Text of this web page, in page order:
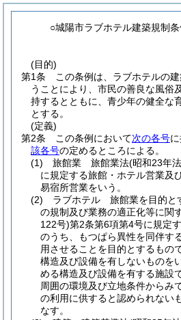
○城陽市ラブホテル建築規制条
(目的)
第1条
この条例は、ラブホテルの
うことにより、市民の善良な風俗
持するとともに、青少年の健全な
とする。
(定義)
第2条
この条例において次の各号
該各号の定めるところによる。
(1)
旅館業 旅館業法(昭和23年
に規定する旅館・ホテル営業及
易宿所営業をいう。
(2)
ラブホテル 旅館業を目的と
の規制及び業務の適正化等に関
122号)第2条第6項第4号に規定
のうち、もつぱら異性を同伴す
用させることを目的とするもの
構造及び設備を有しないものをい
める構造及び設備を有する施設
周囲の環境及び立地条件からみ
の利用に供すると認められない
なす。